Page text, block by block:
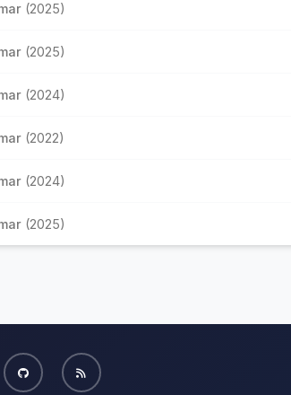
(2025)
(2025)
(2024)
(2022)
(2024)
(2025)